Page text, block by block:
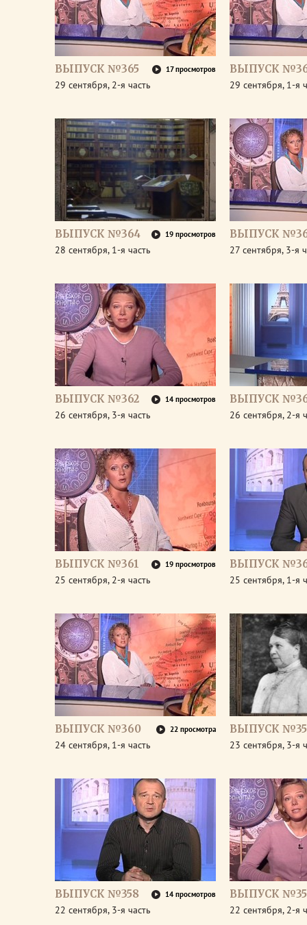
ВЫПУСК №365 17 просмотров
29 сентября, 2-я часть
ВЫПУСК
29 сентября, 1-я
ВЫПУСК №364 19 просмотров
28 сентября, 1-я часть
ВЫПУСК
27 сентября, 3-я
ВЫПУСК №362 14 просмотров
26 сентября, 3-я часть
ВЫПУСК
26 сентября, 2-я
ВЫПУСК №361 19 просмотров
25 сентября, 2-я часть
ВЫПУСК
25 сентября, 1-я
ВЫПУСК №360 22 просмотра
24 сентября, 1-я часть
ВЫПУСК
23 сентября, 3-я
ВЫПУСК №358 14 просмотров
22 сентября, 3-я часть
ВЫПУСК
22 сентября, 2-я